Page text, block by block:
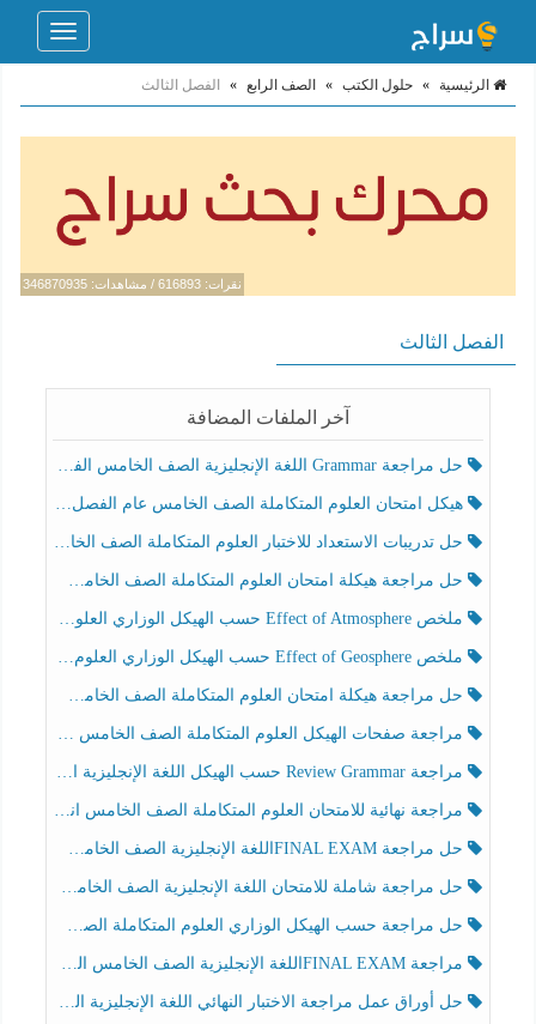
Toggle
الرئيسية » حلول الكتب » الصف الرابع » الفصل الثالث
نقرات: 616893 / مشاهدات: 346870935
الفصل الثالث
آخر الملفات المضافة
حل مراجعة Grammar اللغة الإنجليزية الصف الخامس الفصل الثالث
هيكل امتحان العلوم المتكاملة الصف الخامس عام الفصل الدراسي الثالث 2025-2026
حل تدريبات الاستعداد للاختبار العلوم المتكاملة الصف الخامس عام الفصل الثالث
حل مراجعة هيكلة امتحان العلوم المتكاملة الصف الخامس انسبير الفصل الثالث
ملخص Effect of Atmosphere حسب الهيكل الوزاري العلوم المتكاملة الصف الخامس انسبير الفصل الثالث
ملخص Effect of Geosphere حسب الهيكل الوزاري العلوم المتكاملة الصف الخامس انسبير الفصل الثالث
حل مراجعة هيكلة امتحان العلوم المتكاملة الصف الخامس عام الفصل الثالث
مراجعة صفحات الهيكل العلوم المتكاملة الصف الخامس انسبير الفصل الثالث
مراجعة Review Grammar حسب الهيكل اللغة الإنجليزية الصف الخامس الفصل الثالث
مراجعة نهائية للامتحان العلوم المتكاملة الصف الخامس انسبير الفصل الثالث
حل مراجعة FINAL EXAMاللغة الإنجليزية الصف الخامس الفصل الثالث
حل مراجعة شاملة للامتحان اللغة الإنجليزية الصف الخامس الفصل الثالث
حل مراجعة حسب الهيكل الوزاري العلوم المتكاملة الصف الخامس عام الفصل الثالث
مراجعة FINAL EXAMاللغة الإنجليزية الصف الخامس الفصل الثالث
حل أوراق عمل مراجعة الاختبار النهائي اللغة الإنجليزية الصف الرابع الفصل الثالث